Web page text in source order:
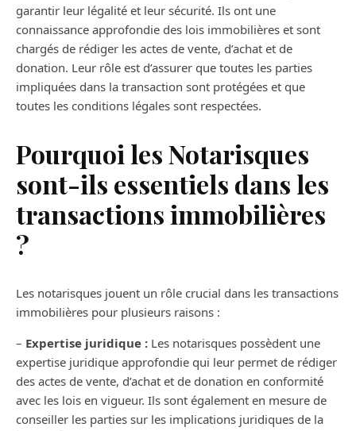
garantir leur légalité et leur sécurité. Ils ont une
connaissance approfondie des lois immobilières et sont
chargés de rédiger les actes de vente, d’achat et de
donation. Leur rôle est d’assurer que toutes les parties
impliquées dans la transaction sont protégées et que
toutes les conditions légales sont respectées.
Pourquoi les Notarisques
sont-ils essentiels dans les
transactions immobilières
?
Les notarisques jouent un rôle crucial dans les transactions
immobilières pour plusieurs raisons :
– Expertise juridique : Les notarisques possèdent une
expertise juridique approfondie qui leur permet de rédiger
des actes de vente, d’achat et de donation en conformité
avec les lois en vigueur. Ils sont également en mesure de
conseiller les parties sur les implications juridiques de la